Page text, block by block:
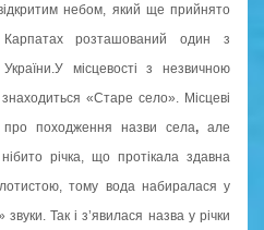
небом, який ще прийнято
розташований один з
України.У місцевості з незвичною
знаходиться «Старе село». Місцеві
про походження назви села, але
річка, що протікала здавна
тому вода набиралася у
Так і з’явилася назва у річки